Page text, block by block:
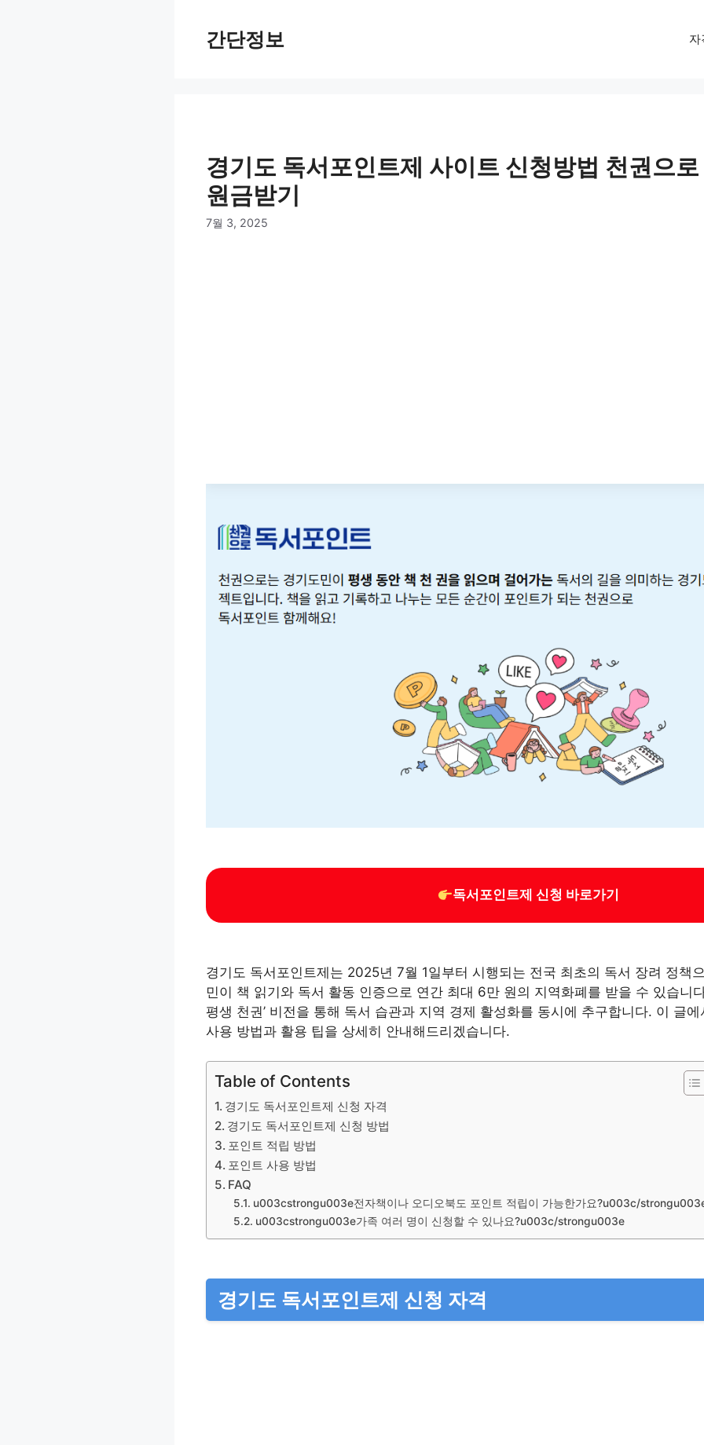
간단정보 자
경기도 독서포인트제 사이트 신청방법 천권으
원금받기
7월 3, 2025
독서포인트제 신청 바로가기
경기도 독서포인트제는 2025년 7월 1일부터 시행되는 전국 최초의 독서 장려 정책
민이 책 읽기와 독서 활동 인증으로 연간 최대 6만 원의 지역화폐를 받을 수 있습니
평생 천권’ 비전을 통해 독서 습관과 지역 경제 활성화를 동시에 추구합니다. 이 글
사용 방법과 활용 팁을 상세히 안내해드리겠습니다.
Table of Contents
경기도 독서포인트제 신청 자격
경기도 독서포인트제 신청 방법
포인트 적립 방법
포인트 사용 방법
FAQ
u003cstrongu003e전자책이나 오디오북도 포인트 적립이 가능한가요?u003c/
u003cstrongu003e가족 여러 명이 신청할 수 있나요?u003c/strongu003e
경기도 독서포인트제 신청 자격